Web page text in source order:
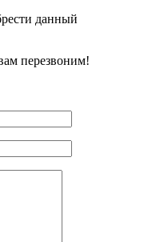
данный
перезвоним!